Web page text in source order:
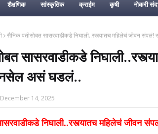
शैक्षणिक सांस्कृतिक क्राईम कृषी नोकरी
सैनिक पतीसोबत सासरवाडीकडे निघाली..रस्त्यातच महिलेचं जीवन
सासरवाडीकडे
नसेल असं घडलं..
December 14, 2025
निघाली..रस्त्यातच महिलेचं जीवन